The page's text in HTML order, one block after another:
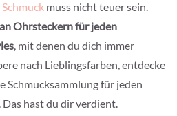
muss nicht teuer sein.
Ohrsteckern für jeden
, mit denen du dich immer
nach Lieblingsfarben, entdecke
Schmucksammlung für jeden
Das hast du dir verdient.